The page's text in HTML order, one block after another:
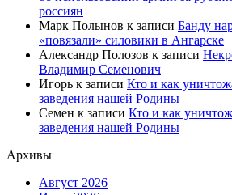
россиян
Марк Полынов к записи Банду
«повязали» силовики в Ангарске
Александр Полозов к записи
Владимир Семенович
Игорь к записи Кто и как
заведения нашей Родины
Семен к записи Кто и как
заведения нашей Родины
Архивы
Август 2026